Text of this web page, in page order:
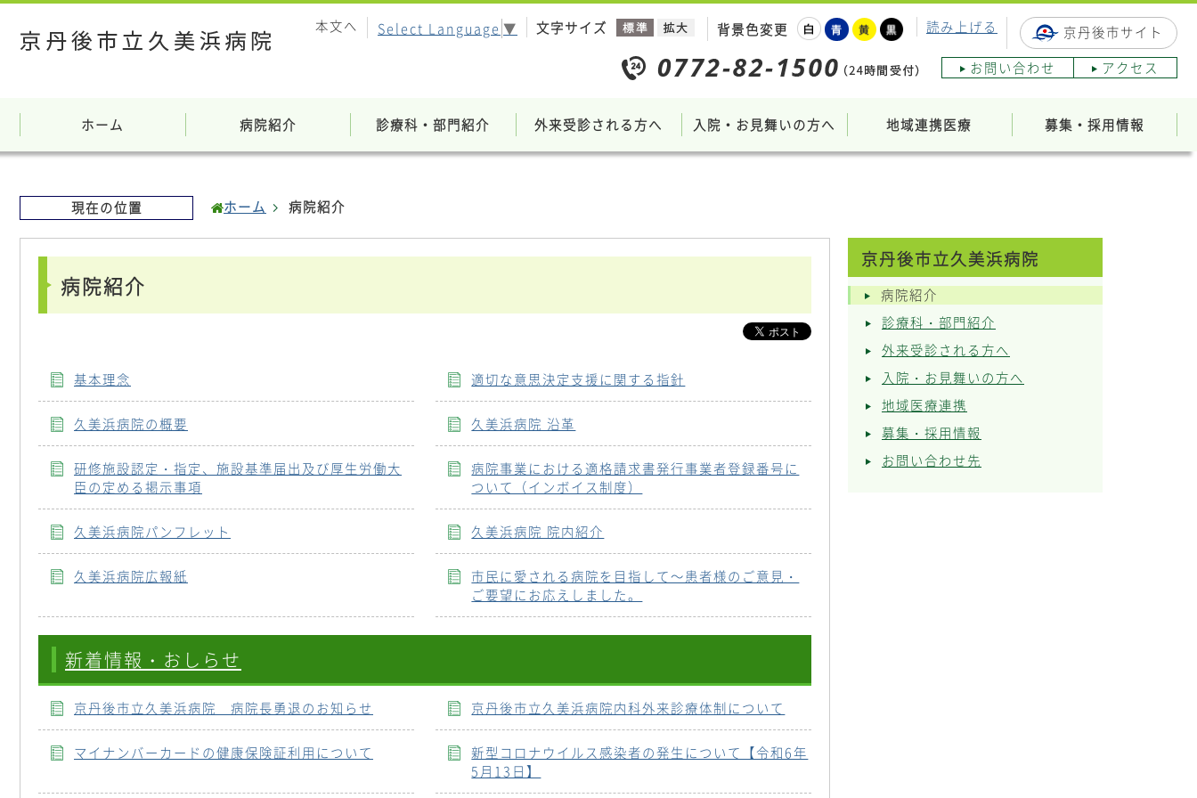
本文へ Select Language ▼ 文字サイズ 背景色変更 読み上げる
京丹後市サイト
お問い合わせ
アクセス
ホーム 病院紹介 診療科・部門紹介 外来受診される方へ 入院・お見舞いの方へ 地域連携医療 募集・採用情報
現在の位置 ホーム 病院紹介
病院紹介
基本理念 適切な意思決定支援に関する指針
久美浜病院の概要 久美浜病院 沿革
研修施設認定・指定、施設基準届出及び厚生労働大
臣の定める掲示事項
病院事業における適格請求書発行事業者登録番号に
ついて（インボイス制度）
久美浜病院パンフレット 久美浜病院 院内紹介
久美浜病院広報紙
市民に愛される病院を目指して～患者様のご意見・
ご要望にお応えしました。
新着情報・おしらせ
京丹後市立久美浜病院 病院長勇退のお知らせ 京丹後市立久美浜病院内科外来診療体制について
マイナンバーカードの健康保険証利用について
新型コロナウイルス感染者の発生について【令和6年
5月13日】
京丹後市立久美浜病院
病院紹介
診療科・部門紹介
外来受診される方へ
入院・お見舞いの方へ
地域医療連携
募集・採用情報
お問い合わせ先